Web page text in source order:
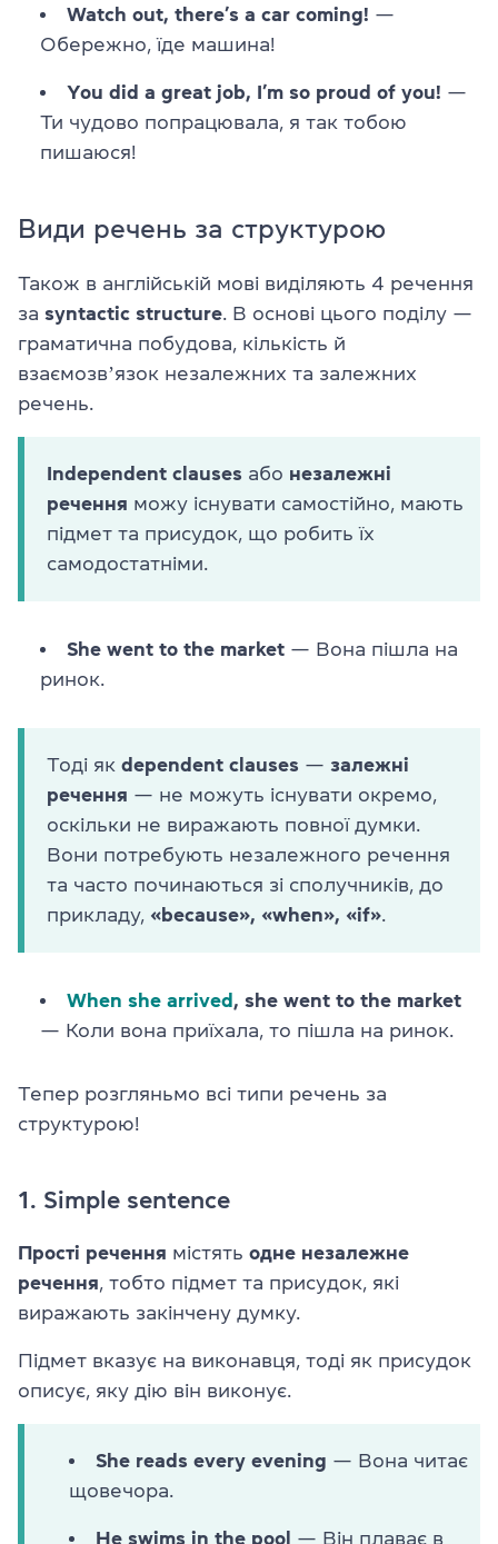
Watch out, there’s a car coming! —
Обережно, їде машина!
You did a great job, I’m so proud of you! —
Ти чудово попрацювала, я так тобою
пишаюся!
Види речень за структурою
Також в англійській мові виділяють 4 речення
за syntactic structure . В основі цього поділу —
граматична побудова, кількість й
взаємозвʼязок незалежних та залежних
речень.
Independent clauses або незалежні
речення можу існувати самостійно, мають
підмет та присудок, що робить їх
самодостатніми.
She went to the market — Вона пішла на
ринок.
Тоді як dependent clauses — залежні
речення — не можуть існувати окремо,
оскільки не виражають повної думки.
Вони потребують незалежного речення
та часто починаються зі сполучників, до
прикладу, «because», «when», «if»
When she arrived , she went to the market
— Коли вона приїхала, то пішла на ринок.
Тепер розгляньмо всі типи речень за
структурою!
1. Simple sentence
Прості речення містять одне незалежне
речення , тобто підмет та присудок, які
виражають закінчену думку.
Підмет вказує на виконавця, тоді як присудок
описує, яку дію він виконує.
She reads every evening — Вона читає
щовечора.
He swims in the pool — Він плаває в